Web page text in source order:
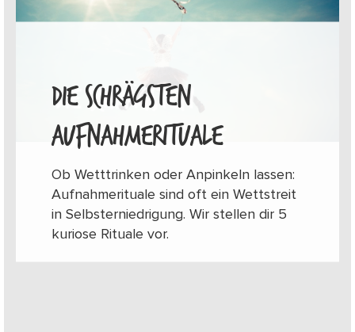
DIE SCHRÄGSTEN
AUFNAHMERITUALE
Ob Wetttrinken oder Anpinkeln lassen:
Aufnahmerituale sind oft ein Wettstreit
in Selbsterniedrigung. Wir stellen dir 5
kuriose Rituale vor.